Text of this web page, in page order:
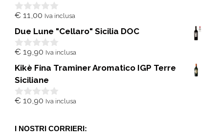
0
u
5
€ 11,00 Iva inclusa
Due Lune "Cellaro" Sicilia DOC
0
u
5
€ 19,90 Iva inclusa
Kikè Fina Traminer Aromatico IGP Terre
Siciliane
0
5
€ 10,90 Iva inclusa
I NOSTRI CORRIERI: